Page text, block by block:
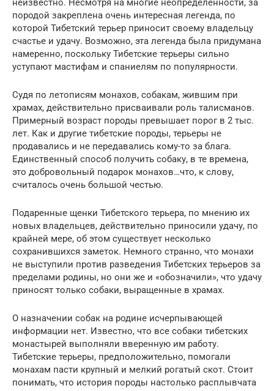
неизвестно. Несмотря на многие неопределенности, за
породой закреплена очень интересная легенда, по
которой Тибетский терьер приносит своему владельцу
счастье и удачу. Возможно, эта легенда была придумана
намеренно, поскольку Тибетские терьеры сильно
уступают мастифам и спаниелям по популярности.
Судя по летописям монахов, собакам, жившим при
храмах, действительно присваивали роль талисманов.
Примерный возраст породы превышает порог в 2 тыс.
лет. Как и другие тибетские породы, терьеры не
продавались и не передавались кому-то за блага.
Единственный способ получить собаку, в те времена,
это добровольный подарок монахов…что, к слову,
считалось очень большой честью.
Подаренные щенки Тибетского терьера, по мнению их
новых владельцев, действительно приносили удачу, по
крайней мере, об этом существует несколько
сохранившихся заметок. Немного странно, что монахи
не выступили против разведения Тибетских терьеров за
пределами родины, но они же и «обозначили», что удачу
приносят только собаки, выращенные в храмах.
О назначении собак на родине исчерпывающей
информации нет. Известно, что все собаки тибетских
монастырей выполняли вверенную им работу.
Тибетские терьеры, предположительно, помогали
монахам пасти крупный и мелкий рогатый скот. Стоит
понимать, что история породы настолько расплывчата